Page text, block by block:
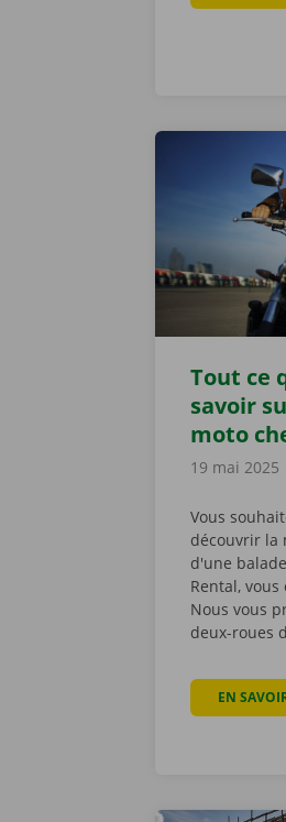
Tout ce
savoir
moto
19 mai 2025
Vous
découvrir la
d'une
Rental,
Nous vous
deux-roues
EN